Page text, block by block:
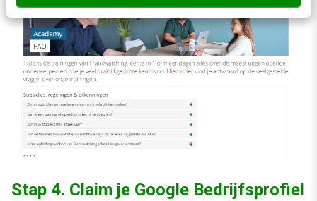
Stap 4. Claim je Google Bedrijfsprofiel